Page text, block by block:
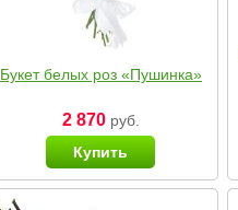
Букет белых роз «Пушинка»
2 870руб.
Купить